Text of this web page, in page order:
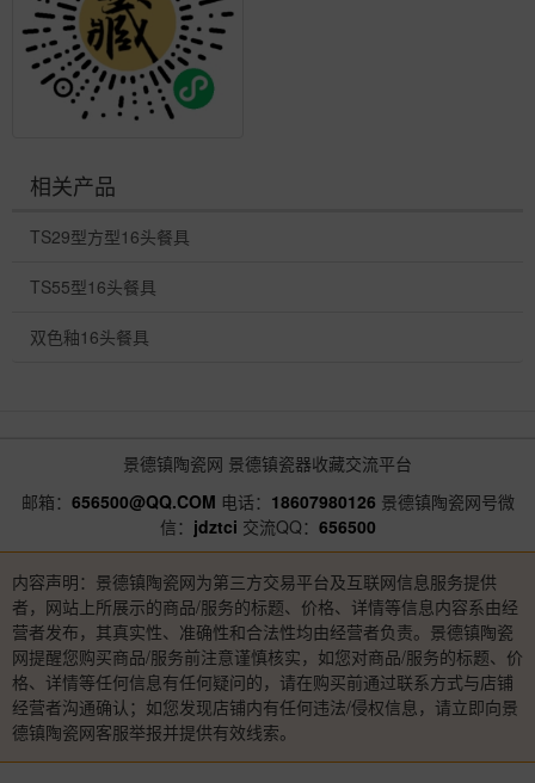
相关产品
TS29型方型16头餐具
TS55型16头餐具
双色釉16头餐具
景德镇陶瓷网 景德镇瓷器收藏交流平台
邮箱： 656500@QQ.COM 电话： 18607980126 景德镇陶瓷网号微
信： jdztci 交流QQ： 656500
内容声明：景德镇陶瓷网为第三方交易平台及互联网信息服务提供
者，网站上所展示的商品/服务的标题、价格、详情等信息内容系由经
营者发布，其真实性、准确性和合法性均由经营者负责。景德镇陶瓷
网提醒您购买商品/服务前注意谨慎核实，如您对商品/服务的标题、价
格、详情等任何信息有任何疑问的，请在购买前通过联系方式与店铺
经营者沟通确认；如您发现店铺内有任何违法/侵权信息，请立即向景
德镇陶瓷网客服举报并提供有效线索。